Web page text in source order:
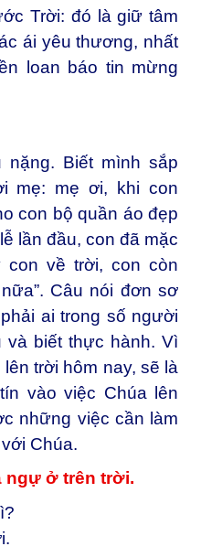
Trời: đó là giữ tâm
ái yêu thương, nhất
loan báo tin mừng
nặng. Biết mình sắp
mẹ: mẹ ơi, khi con
con bộ quần áo đẹp
lần đầu, con đã mặc
con về trời, con còn
Câu nói đơn sơ
ai trong số người
và biết thực hành. Vì
trời hôm nay, sẽ là
vào việc Chúa lên
những việc cần làm
Chúa.
ngự ở trên trời.